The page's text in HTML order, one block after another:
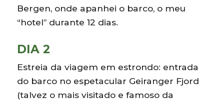
Bergen, onde apanhei o barco, o meu
“hotel” durante 12 dias.
DIA 2
Estreia da viagem em estrondo: entrada
do barco no espetacular Geiranger Fjord
(talvez o mais visitado e famoso da